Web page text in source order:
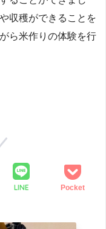
収穫ができることを
ら米作りの体験を行
LINE Pocket